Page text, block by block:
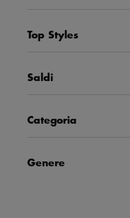
Top Styles
Saldi
Categoria
Genere